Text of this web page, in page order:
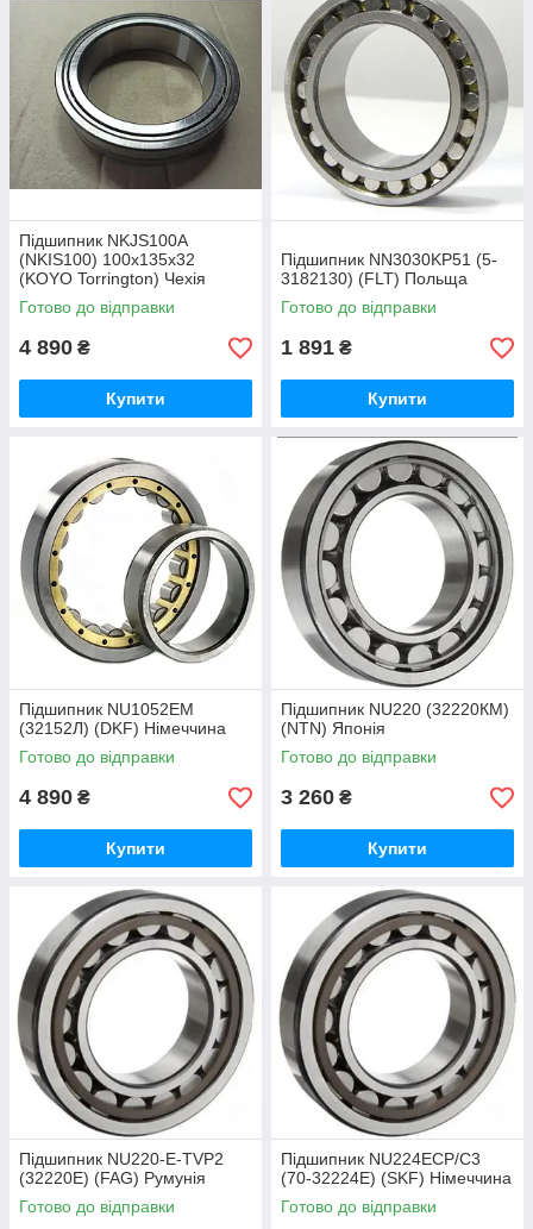
Підшипник NKJS100A
(NKIS100) 100х135х32
(KOYO Torrington) Чехія
Готово до відправки
4 890 ₴
Купити
Підшипник NN3030KP51 (5-
3182130) (FLT) Польща
Готово до відправки
1 891 ₴
Купити
Підшипник NU1052EM
(32152Л) (DKF) Німеччина
Готово до відправки
4 890 ₴
Купити
Підшипник NU220 (32220КМ)
(NTN) Японія
Готово до відправки
3 260 ₴
Купити
Підшипник NU220-E-TVP2
(32220Е) (FAG) Румунія
Готово до відправки
Підшипник NU224ECP/C3
(70-32224Е) (SKF) Німеччина
Готово до відправки